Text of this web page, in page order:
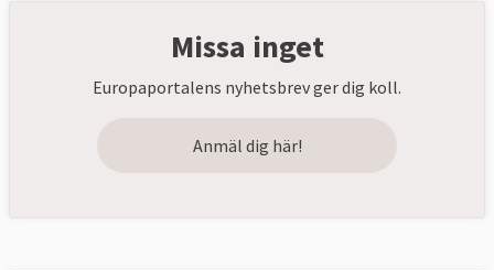
Missa inget
Europaportalens nyhetsbrev ger dig koll.
Anmäl dig här!